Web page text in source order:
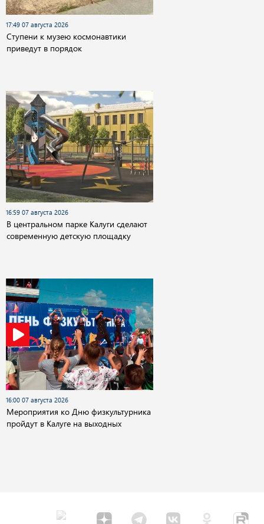
17:49 07 августа 2026
Cтупени к музею космонавтики
приведут в порядок
16:59 07 августа 2026
В центральном парке Калуги сделают
современную детскую площадку
16:00 07 августа 2026
Мероприятия ко Дню физкультурника
пройдут в Калуге на выходных